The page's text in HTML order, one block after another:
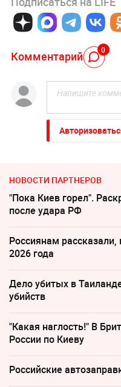
Комментарий 0
НОВОСТИ ПАРТНЕРОВ
"Пока Киев горел".
после удара РФ
Россиянам рассказали,
2026 года
Дело убитых в
убийств
"Какая наглость!" В
России по Киеву
Российские